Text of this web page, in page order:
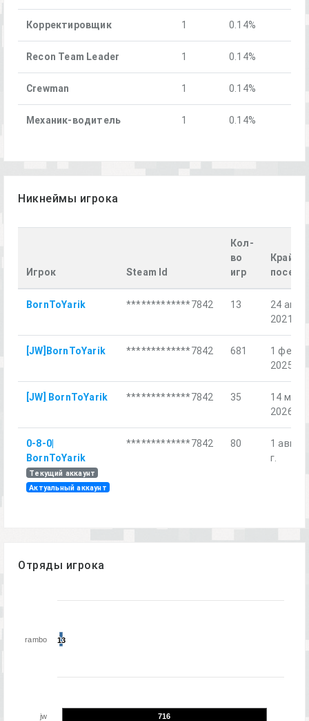
Корректировщик 1 0.14%
Recon Team Leader 1 0.14%
Crewman 1 0.14%
Механик-водитель 1 0.14%
Никнеймы игрока
Игрок Steam Id
Кол-
во
игр
BornToYarik *************7842 13
24 апр.
2021 г.
[JW]BornToYarik *************7842 681
1 февр.
2025 г.
[JW] BornToYarik *************7842 35
14 мар.
2026 г.
0-8-0|
BornToYarik
Текущий аккаунт
Актуальный аккаунт
*************7842 80
1 авг.
г.
Отряды игрока
13
13
716
716
rambo
jw